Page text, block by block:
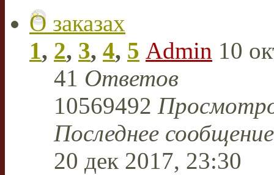
О заказах
1, 2, 3, 4, 5 Admin 10
41 Ответов
10569492
Последнее
20 дек 2017, 23:30